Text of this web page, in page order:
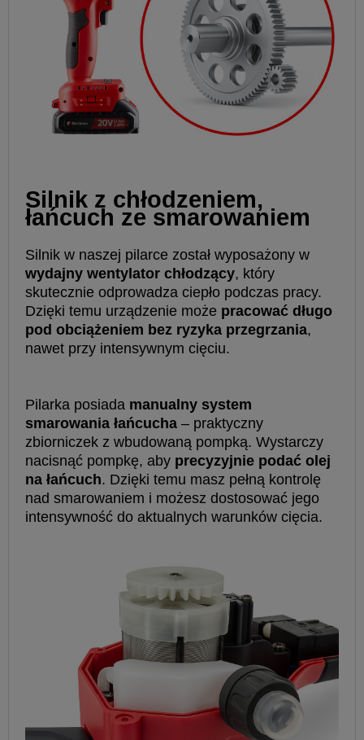
Silnik z chłodzeniem,
łańcuch ze smarowaniem
Silnik w naszej pilarce został wyposażony w
wydajny wentylator chłodzący, który
skutecznie odprowadza ciepło podczas pracy.
Dzięki temu urządzenie może pracować długo
pod obciążeniem bez ryzyka przegrzania,
nawet przy intensywnym cięciu.
Pilarka posiada manualny system
smarowania łańcucha – praktyczny
zbiorniczek z wbudowaną pompką. Wystarczy
nacisnąć pompkę, aby precyzyjnie podać olej
na łańcuch. Dzięki temu masz pełną kontrolę
nad smarowaniem i możesz dostosować jego
intensywność do aktualnych warunków cięcia.